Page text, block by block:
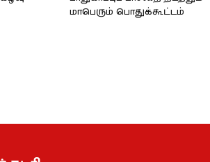
மாபெரும் பொதுக்கூட்டம்